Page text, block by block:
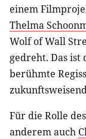
einem
Thelma
Wolf of Wall
gedreht. Das ist
berühmte
Für die Rolle
anderem auch